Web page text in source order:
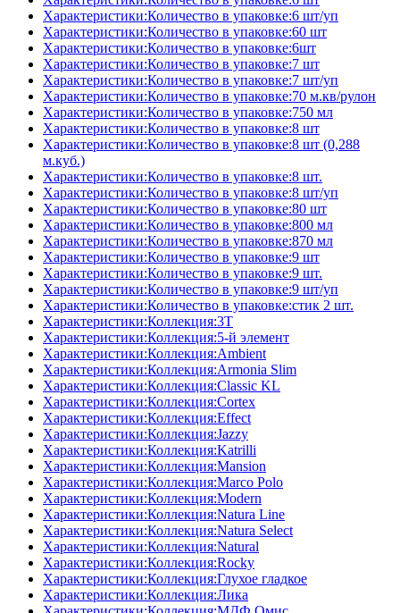
Характеристики:Количество в упаковке:6 шт/уп
Характеристики:Количество в упаковке:60 шт
Характеристики:Количество в упаковке:6шт
Характеристики:Количество в упаковке:7 шт
Характеристики:Количество в упаковке:7 шт/уп
Характеристики:Количество в упаковке:70 м.кв/рулон
Характеристики:Количество в упаковке:750 мл
Характеристики:Количество в упаковке:8 шт
Характеристики:Количество в упаковке:8 шт (0,288
м.куб.)
Характеристики:Количество в упаковке:8 шт.
Характеристики:Количество в упаковке:8 шт/уп
Характеристики:Количество в упаковке:80 шт
Характеристики:Количество в упаковке:800 мл
Характеристики:Количество в упаковке:870 мл
Характеристики:Количество в упаковке:9 шт
Характеристики:Количество в упаковке:9 шт.
Характеристики:Количество в упаковке:9 шт/уп
Характеристики:Количество в упаковке:стик 2 шт.
Характеристики:Коллекция:3T
Характеристики:Коллекция:5-й элемент
Характеристики:Коллекция:Ambient
Характеристики:Коллекция:Armonia Slim
Характеристики:Коллекция:Classic KL
Характеристики:Коллекция:Cortex
Характеристики:Коллекция:Effect
Характеристики:Коллекция:Jazzy
Характеристики:Коллекция:Katrilli
Характеристики:Коллекция:Mansion
Характеристики:Коллекция:Marco Polo
Характеристики:Коллекция:Modern
Характеристики:Коллекция:Natura Line
Характеристики:Коллекция:Natura Select
Характеристики:Коллекция:Natural
Характеристики:Коллекция:Rocky
Характеристики:Коллекция:Глухое гладкое
Характеристики:Коллекция:Лика